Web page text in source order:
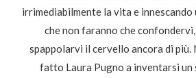
irrimediabilmente la vita e innescando
che non faranno che
spappolarvi il cervello ancora di più.
fatto Laura Pugno a inventarsi un